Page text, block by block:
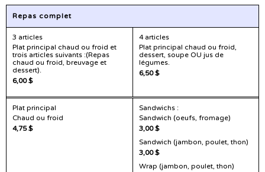
Repas complet
3 articles
Plat principal chaud ou froid et
trois articles suivants :(Repas
chaud ou froid, breuvage et
dessert).
6,00 $
4 articles
Plat principal chaud ou froid,
dessert, soupe OU jus de
légumes.
6,50 $
Plat principal
Chaud ou froid
4,75 $
Sandwichs :
Sandwich (oeufs, fromage)
3,00 $
Sandwich (jambon, poulet, thon)
3,00 $
Wrap (jambon, poulet, thon)